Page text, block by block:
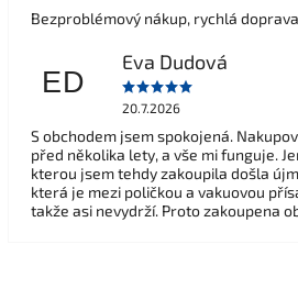
Bezproblémový nákup, rychlá
ED
Eva Dudová
20.7.2026
S obchodem jsem spokojená.
před několika lety, a vše mi funguje.
kterou jsem tehdy zakoupila došla
která je mezi poličkou a vakuovou
takže asi nevydrží. Proto zakoupena